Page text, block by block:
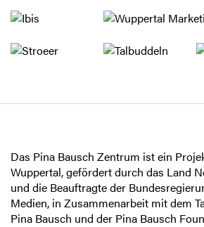
Das Pina Bausch Zentrum ist ein
Wuppertal, gefördert durch das Land
und die Beauftragte der
Medien, in Zusammenarbeit mit dem
Pina Bausch und der Pina Bausch